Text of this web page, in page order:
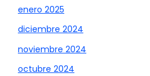
enero 2025
diciembre 2024
noviembre 2024
octubre 2024